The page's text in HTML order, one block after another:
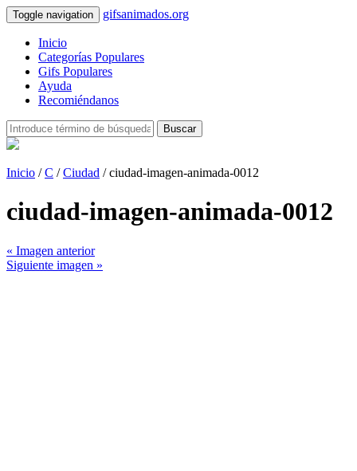
Toggle navigation gifsanimados.org
Inicio
Categorías Populares
Gifs Populares
Ayuda
Recomiéndanos
Buscar
Inicio /C /Ciudad / ciudad-imagen-animada-0012
ciudad-imagen-animada-0012
« Imagen anterior
Siguiente imagen »